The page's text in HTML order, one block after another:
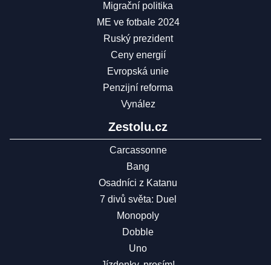
Migrační politika
ME ve fotbale 2024
Ruský prezident
Ceny energií
Evropská unie
Penzijní reforma
Vynález
Zestolu.cz
Carcassonne
Bang
Osadníci z Katanu
7 divů světa: Duel
Monopoly
Dobble
Uno